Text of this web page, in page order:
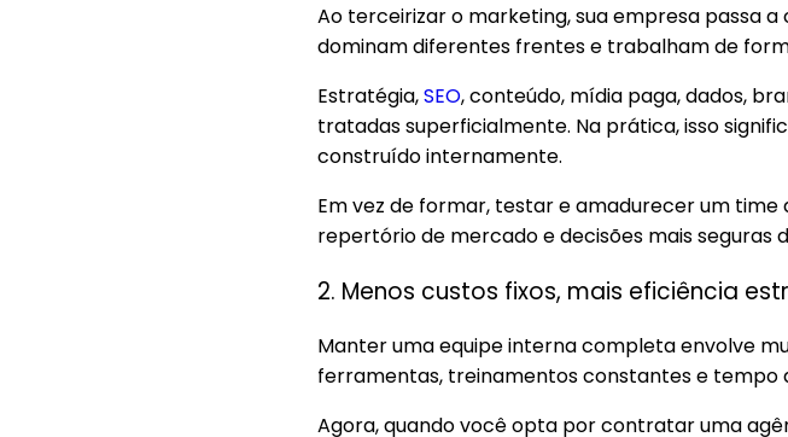
Ao terceirizar o marketing, sua empresa passa
dominam diferentes frentes e trabalham de
Estratégia,SEO, conteúdo, mídia paga, dados,
tratadas superficialmente. Na prática, isso
construído internamente.
Em vez de formar, testar e amadurecer um
repertório de mercado e decisões mais seguras
2. Menos custos fixos, mais eficiência
Manter uma equipe interna completa envolve
ferramentas, treinamentos constantes e tempo
Agora, quando você opta por contratar uma